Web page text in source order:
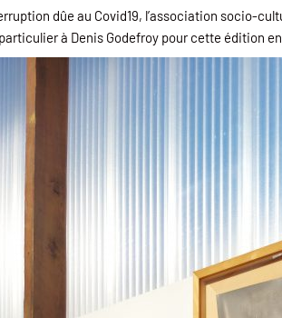
dûe au Covid19, l’association socio-
à Denis Godefroy pour cette édition